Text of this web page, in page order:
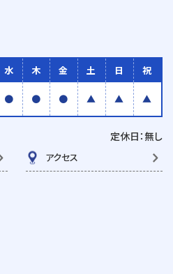
水 木 金 土 日 祝
● ● ● ▲ ▲ ▲
定休日：無し
アクセス